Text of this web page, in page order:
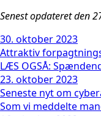
Senest opdateret den
30. oktober 2023
Attraktiv
LÆS OGSÅ:
23. oktober 2023
Seneste nyt om
Som vi meddelte